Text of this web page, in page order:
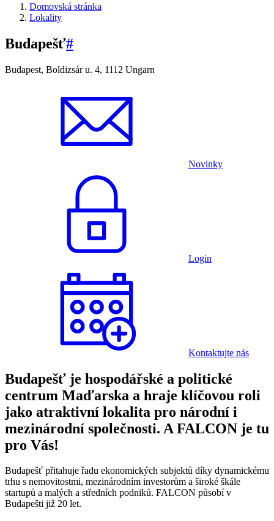
Domovská stránka
Lokality
Budapešť#
Budapest, Boldizsár u. 4, 1112 Ungarn
Novinky
Login
Kontaktujte nás
Budapešť je hospodářské a politické
centrum Maďarska a hraje klíčovou roli
jako atraktivní lokalita pro národní i
mezinárodní společnosti. A FALCON je tu
pro Vás!
Budapešť přitahuje řadu ekonomických subjektů díky dynamickému
trhu s nemovitostmi, mezinárodním investorům a široké škále
startupů a malých a středních podniků. FALCON působí v
Budapešti již 20 let.